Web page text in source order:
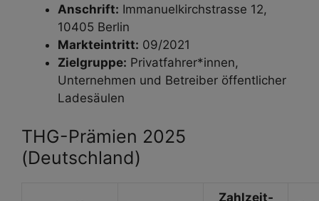
Anschrift: Immanuelkirchstrasse 12,
10405 Berlin
Markteintritt: 09/2021
Zielgruppe: Privat­fahrer*innen,
Unternehmen und Betreiber öffentlicher
Ladesäulen
THG-Prämien 2025
(Deutschland)
Zahl­zeit­